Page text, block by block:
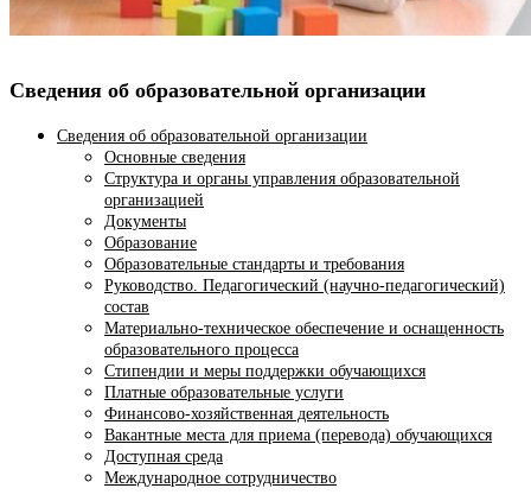
Сведения об образовательной организации
Сведения об образовательной организации
Основные сведения
Структура и органы управления образовательной
организацией
Документы
Образование
Образовательные стандарты и требования
Руководство. Педагогический (научно-педагогический)
состав
Материально-техническое обеспечение и оснащенность
образовательного процесса
Стипендии и меры поддержки обучающихся
Платные образовательные услуги
Финансово-хозяйственная деятельность
Вакантные места для приема (перевода) обучающихся
Доступная среда
Международное сотрудничество